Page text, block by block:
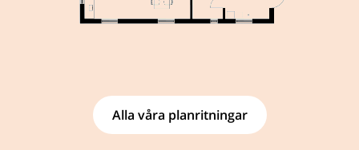
Alla våra planritningar